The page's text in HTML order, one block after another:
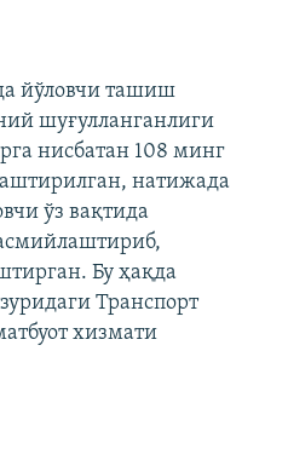
йўловчи ташиш
шуғулланганлиги
нисбатан 108 минг
натижада
ўз вақтида
Бу ҳақда
Транспорт
хизмати